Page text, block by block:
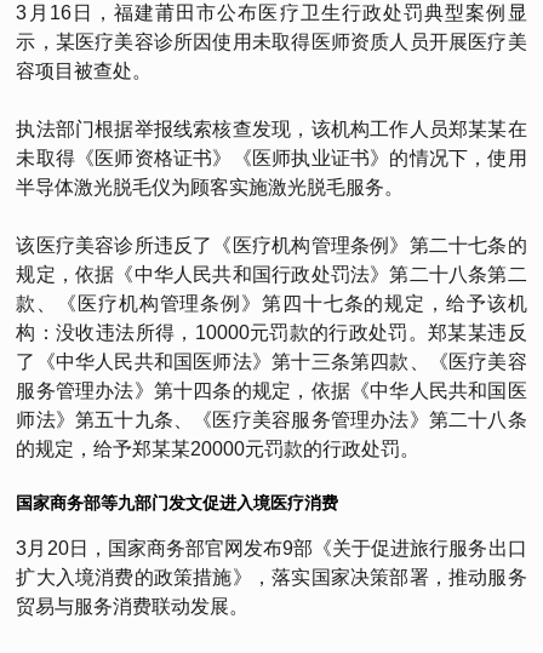
3月16日，福建莆田市公布医疗卫生行政处罚典型案例显
示，某医疗美容诊所因使用未取得医师资质人员开展医疗美
容项目被查处。
执法部门根据举报线索核查发现，该机构工作人员郑某某在
未取得《医师资格证书》《医师执业证书》的情况下，使用
半导体激光脱毛仪为顾客实施激光脱毛服务。
该医疗美容诊所违反了《医疗机构管理条例》第二十七条的
规定，依据《中华人民共和国行政处罚法》第二十八条第二
款、《医疗机构管理条例》第四十七条的规定，给予该机
构：没收违法所得，10000元罚款的行政处罚。郑某某违反
了《中华人民共和国医师法》第十三条第四款、《医疗美容
服务管理办法》第十四条的规定，依据《中华人民共和国医
师法》第五十九条、《医疗美容服务管理办法》第二十八条
的规定，给予郑某某20000元罚款的行政处罚。
国家商务部等九部门发文促进入境医疗消费
3月20日，国家商务部官网发布9部《关于促进旅行服务出口
扩大入境消费的政策措施》，落实国家决策部署，推动服务
贸易与服务消费联动发展。